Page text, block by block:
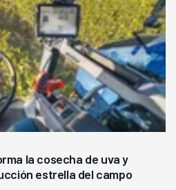
la cosecha de uva y
estrella del campo